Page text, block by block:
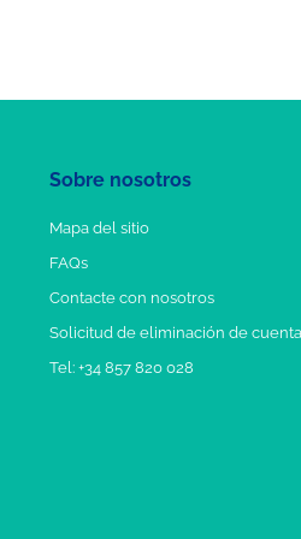
Sobre nosotros
Mapa del sitio
FAQs
Contacte con nosotros
Solicitud de eliminación de cuenta
Tel: +34 857 820 028